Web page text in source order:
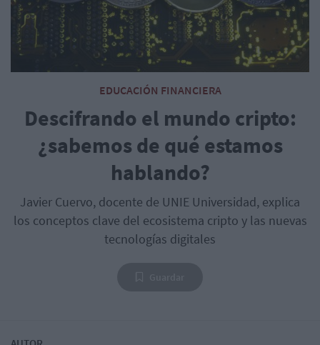
EDUCACIÓN FINANCIERA
Descifrando el mundo cripto:
¿sabemos de qué estamos
hablando?
Javier Cuervo, docente de UNIE Universidad, explica
los conceptos clave del ecosistema cripto y las nuevas
tecnologías digitales